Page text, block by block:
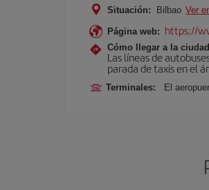
Situación: Bilbao Ver
Página web: https://
Cómo llegar a la
Las líneas de
parada de taxis en el
Terminales: El